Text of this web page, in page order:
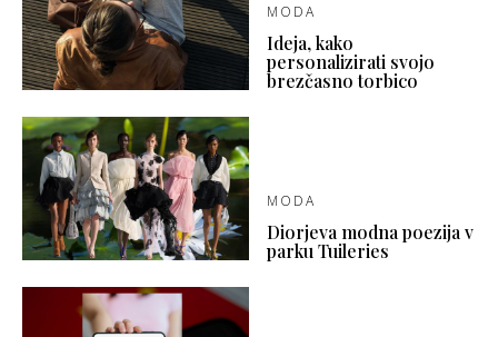
MODA
Ideja, kako
personalizirati svojo
brezčasno torbico
MODA
Diorjeva modna poezija v
parku Tuileries